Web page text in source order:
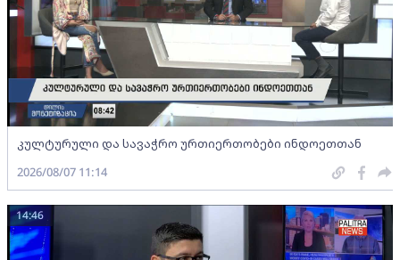
კულტურული და სავაჭრო ურთიერთობები ინდოეთთან
2026/08/07 11:14
14:46